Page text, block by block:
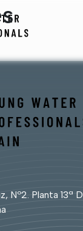
Nº2. Planta 13ª D